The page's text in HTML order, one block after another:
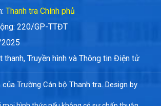
Thanh tra Chính phủ
220/GP-TTĐT
thanh, Truyền hình và Thông tin Điện tử
Trường Cán bộ Thanh tra. Design by